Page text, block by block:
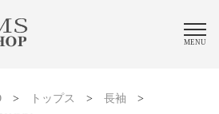
MENU
> トップス > 長袖 >